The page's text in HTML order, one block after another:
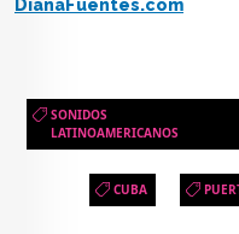
DianaFuentes.com
SONIDOS
LATINOAMERICANOS
CUBA